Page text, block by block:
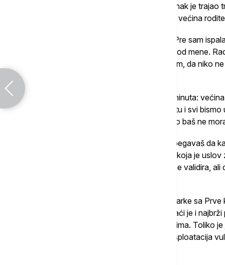
normalno", jer bi to bilo nepristojno. Sastanak je
su i sa uvažavanjem saslušani, ali je velika većina
Nisam se, kao Belgija, poslednja smejala. Pre sam
ja, samo su bili obazriviji i manje eksplicitni od mene.
se niko ne oseti izolovanim i zapostavljenim, da niko
U Beogradu bi cela stvar trajala nekoliko minuta:
netaktičan trener bi ostao na radnom mestu i svi
u tome da ne cepamo društveno tkivo, ako baš ne
Ono što je meni delovalo licemerno, da izbegavaš da
ljudska pristojnost, građanska uviđavnost koja je
snažna osećanja, da ta osećanja većina ne validira,
Prostakluk Zdravka Ponoša kom su novinarke sa
predstavlja savršenu antitezu tome. Najkraći je i
razgovora, kontakta, ljudske veze sa drugima. Toliko
društvenih normi proračunata politička eksploatacija